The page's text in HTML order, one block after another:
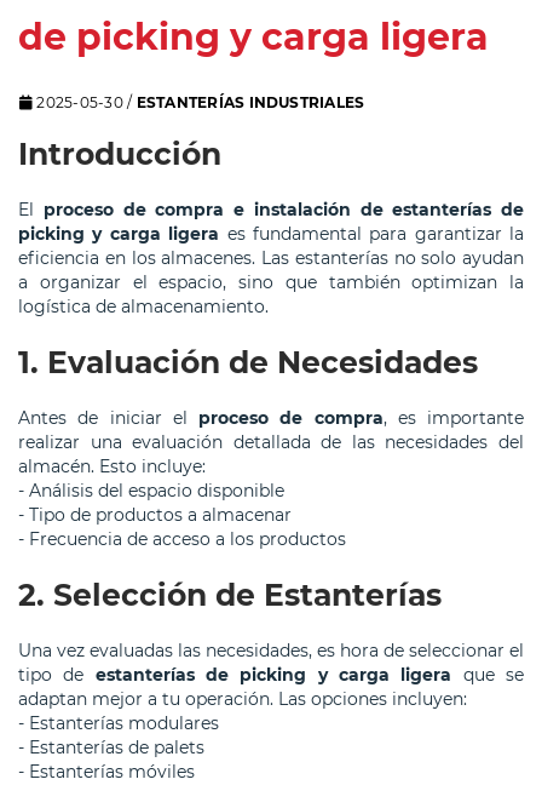
de picking y carga ligera
2025-05-30/ ESTANTERÍAS INDUSTRIALES
Introducción
El proceso de compra e instalación de estanterías de
picking y carga ligera es fundamental para garantizar la
eficiencia en los almacenes. Las estanterías no solo ayudan
a organizar el espacio, sino que también optimizan la
logística de almacenamiento.
1. Evaluación de Necesidades
Antes de iniciar el proceso de compra, es importante
realizar una evaluación detallada de las necesidades del
almacén. Esto incluye:
- Análisis del espacio disponible
- Tipo de productos a almacenar
- Frecuencia de acceso a los productos
2. Selección de Estanterías
Una vez evaluadas las necesidades, es hora de seleccionar el
tipo de estanterías de picking y carga ligera que se
adaptan mejor a tu operación. Las opciones incluyen:
- Estanterías modulares
- Estanterías de palets
- Estanterías móviles